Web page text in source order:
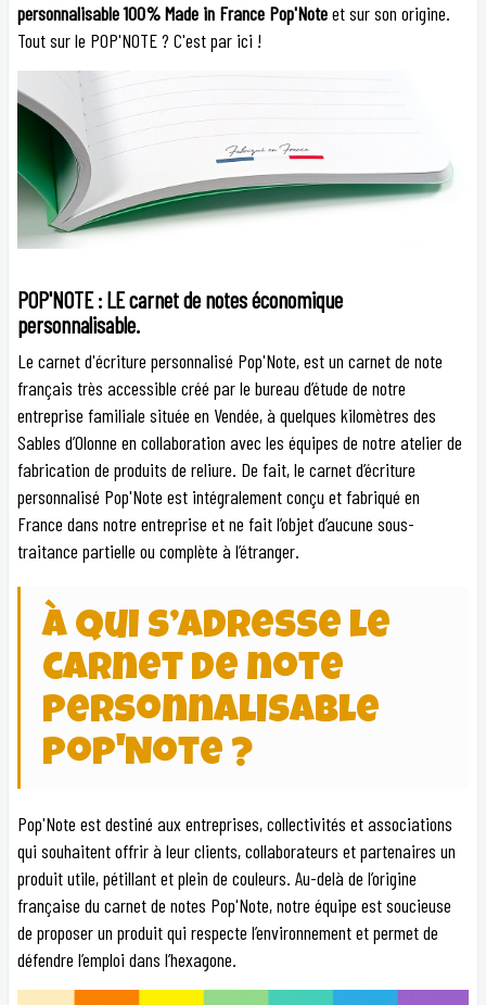
personnalisable 100% Made in France Pop'Noteet sur son origine.
Tout sur le POP'NOTE ? C'est par ici !
POP'NOTE : LE carnet de notes économique
personnalisable.
Le carnet d'écriture personnalisé Pop'Note, est un carnet de note
français très accessible créé par le bureau d’étude de notre
entreprise familiale située en Vendée, à quelques kilomètres des
Sables d’Olonne en collaboration avec les équipes de notre atelier de
fabrication de produits de reliure. De fait, le carnet d’écriture
personnalisé Pop'Note est intégralement conçu et fabriqué en
France dans notre entreprise et ne fait l’objet d’aucune sous-
traitance partielle ou complète à l’étranger.
À qui s’adresse le
carnet de note
personnalisable
Pop'Note ?
Pop'Note est destiné aux entreprises, collectivités et associations
qui souhaitent offrir à leur clients, collaborateurs et partenaires un
produit utile, pétillant et plein de couleurs. Au-delà de l’origine
française du carnet de notes Pop'Note, notre équipe est soucieuse
de proposer un produit qui respecte l’environnement et permet de
défendre l’emploi dans l’hexagone.